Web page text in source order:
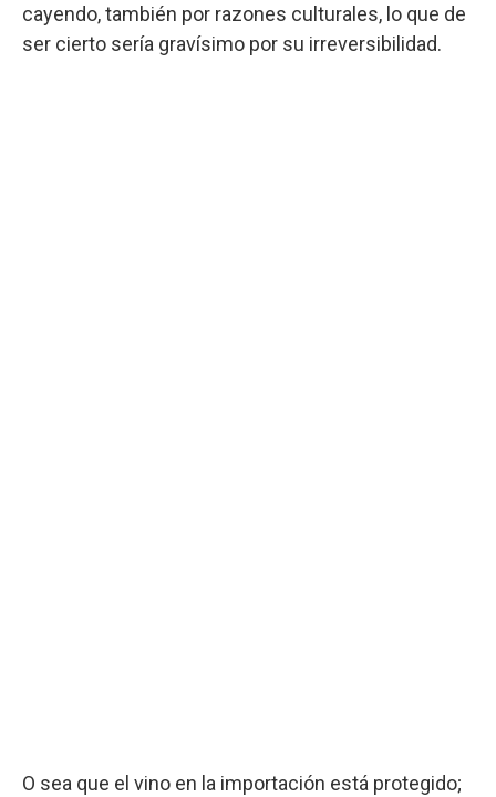
cayendo, también por razones culturales, lo que de
ser cierto sería gravísimo por su irreversibilidad.
O sea que el vino en la importación está protegido;